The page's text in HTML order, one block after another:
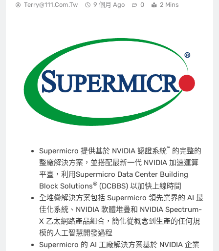
Terry@111.com.tw 9 個月 Ago 0 2 Mins
Supermicro 提供基於 NVIDIA 認證系統™的完整的
整廠解決方案，並搭配最新一代 NVIDIA 加速運算
平臺，利用Supermicro Data Center Building
Block Solutions®(DCBBS) 以加快上線時間
全堆疊解決方案包括 Supermicro 領先業界的 AI 最
佳化系統、NVIDIA 軟體堆疊和 NVIDIA Spectrum-
X 乙太網路產品組合，簡化從概念到生產的任何規
模的人工智慧開發過程
Supermicro 的 AI 工廠解決方案基於 NVIDIA 企業